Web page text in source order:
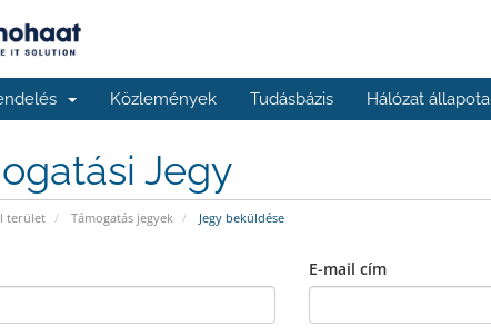
Közlemények Tudásbázis Hálózat állapota
Jegy
terület Támogatás jegyek Jegy beküldése
E-mail cím